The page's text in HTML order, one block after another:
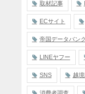
取材記事
ECサイト
帝国データバンク
LINEヤフー
SNS 越